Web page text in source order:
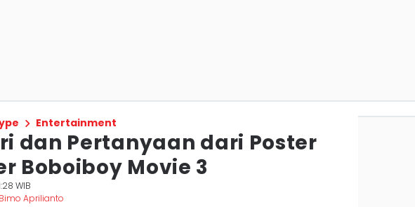
Entertainment
dan Pertanyaan dari Poster
Boboiboy Movie 3
WIB
Aprilianto